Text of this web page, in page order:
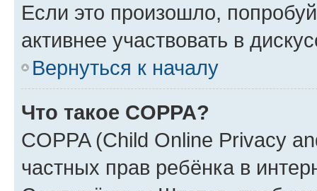
Если это произошло,
активнее участвовать в
Вернуться к началу
Что такое COPPA?
COPPA (Child Online Privacy
частных прав ребёнка в